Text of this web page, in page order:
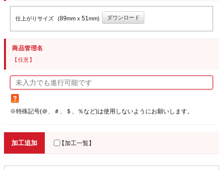
仕上がりサイズ (89mm x 51mm) ダウンロード
商品管理名
【任意】
※特殊記号(＠、＃、＄、％など)は使用しないようにお願いします。
加工追加 【加工一覧】